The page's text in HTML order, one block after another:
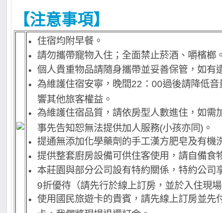
【注意事項】
住宿均附早餐。
請勿攜帶寵物入住；全面禁止菸酒、嚼檳榔
個人貴重物品請隨身攜帶並妥善保管，如有
為維護住宿安寧，晚間22：00過後請降低
響其他旅客權益。
為維護住宿品質，請依房型人數進住，如需
事先告知恕無法提供加人服務(小孩亦同)。
提通無添加化學藥劑的手工漢方肥皂及有機
提供整套廚房設備可供住客使用，請自備食
本莊園與部分公司設有特約關係，特約公司
9折優待（請先行於線上訂房，並於入住現
使用國民旅遊卡的貴賓，請先線上訂房並先